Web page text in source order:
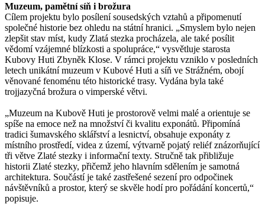
Muzeum, pamětní síň i brožura
Cílem projektu bylo posílení sousedských vztahů a připomenutí
společné historie bez ohledu na státní hranici. „Smyslem bylo nejen
zlepšit stav míst, kudy Zlatá stezka procházela, ale také posílit
vědomí vzájemné blízkosti a spolupráce,“ vysvětluje starosta
Kubovy Huti Zbyněk Klose. V rámci projektu vzniklo v posledních
letech unikátní muzeum v Kubové Huti a síň ve Strážném, obojí
věnované fenoménu této historické trasy. Vydána byla také
trojjazyčná brožura o vimperské větvi.
„Muzeum na Kubově Huti je prostorově velmi malé a orientuje se
spíše na emoce než na množství či kvalitu exponátů. Připomíná
tradici šumavského sklářství a lesnictví, obsahuje exponáty z
místního prostředí, videa z území, výtvarně pojatý reliéf znázorňující
tři větve Zlaté stezky i informační texty. Stručně tak přibližuje
historii Zlaté stezky, přičemž jeho hlavním sdělením je samotná
architektura. Součástí je také zastřešené sezení pro odpočinek
návštěvníků a prostor, který se skvěle hodí pro pořádání koncertů,“
popisuje.